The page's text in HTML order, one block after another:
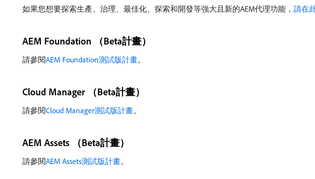
如果您想要探索生產、治理、最佳化、探索和開發等強大且新的AEM代理功能， 請在
AEM Foundation （Beta計畫）
請參閱AEM Foundation測試版計畫。
Cloud Manager （Beta計畫）
請參閱Cloud Manager測試版計畫。
AEM Assets （Beta計畫）
請參閱AEM Assets測試版計畫。